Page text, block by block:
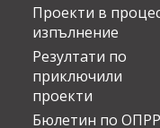
Проекти в
изпълнение
Резултати по
приключили
проекти
Бюлетин по ОПРР